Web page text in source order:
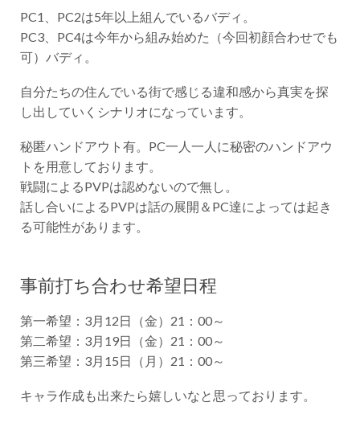
PC1、PC2は5年以上組んでいるバディ。
PC3、PC4は今年から組み始めた（今回初顔合わせでも
可）バディ。
自分たちの住んでいる街で感じる違和感から真実を探
し出していくシナリオになっています。
秘匿ハンドアウト有。PC一人一人に秘密のハンドアウ
トを用意しております。
戦闘によるPVPは認めないので無し。
話し合いによるPVPは話の展開＆PC達によっては起き
る可能性があります。
事前打ち合わせ希望日程
第一希望：3月12日（金）21：00～
第二希望：3月19日（金）21：00～
第三希望：3月15日（月）21：00～
キャラ作成も出来たら嬉しいなと思っております。